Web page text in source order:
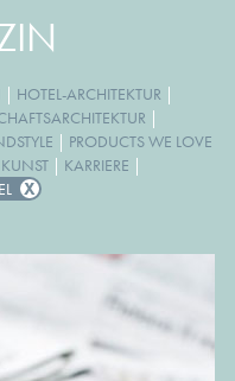
| HOTEL-ARCHITEKTUR |
|
| PRODUCTS WE LOVE
| KARRIERE |